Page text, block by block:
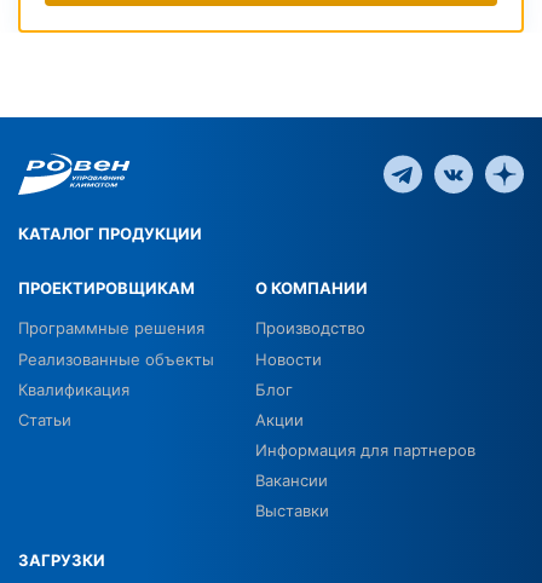
КАТАЛОГ ПРОДУКЦИИ
ПРОЕКТИРОВЩИКАМ
Программные решения
Реализованные объекты
Квалификация
Статьи
О КОМПАНИИ
Производство
Новости
Блог
Акции
Информация для партнеров
Вакансии
Выставки
ЗАГРУЗКИ